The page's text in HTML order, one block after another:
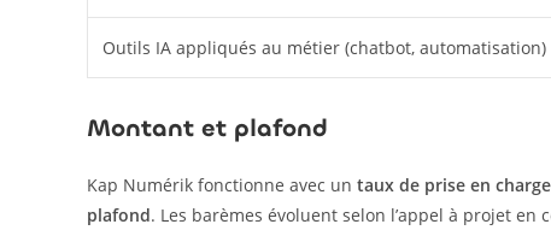
Outils IA appliqués au métier (chatbot, automatisation)
Montant et plafond
Kap Numérik fonctionne avec un taux de prise en charge
plafond. Les barèmes évoluent selon l’appel à projet en